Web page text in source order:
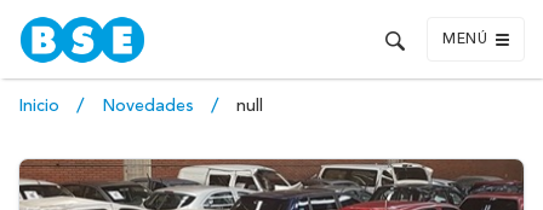
MENÚ
Inicio Novedades null